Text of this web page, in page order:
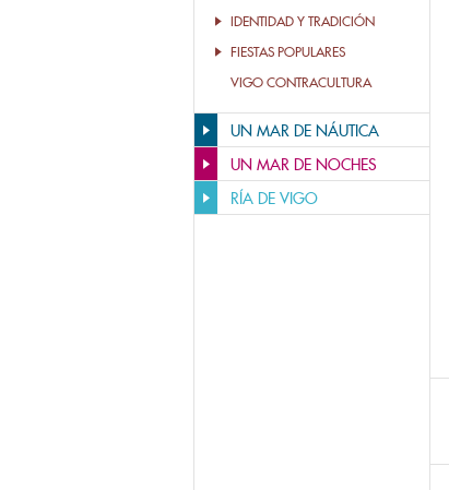
IDENTIDAD Y TRADICIÓN
FIESTAS POPULARES
VIGO CONTRACULTURA
UN MAR DE NÁUTICA
UN MAR DE NOCHES
RÍA DE VIGO